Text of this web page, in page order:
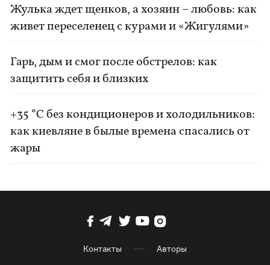
Жулька ждет щенков, а хозяин – любовь: как
живет переселенец с курами и «Жигулями»
Гарь, дым и смог после обстрелов: как
защитить себя и близких
+35 °C без кондиционеров и холодильников:
как киевляне в былые времена спасались от
жары
Контакты Авторы